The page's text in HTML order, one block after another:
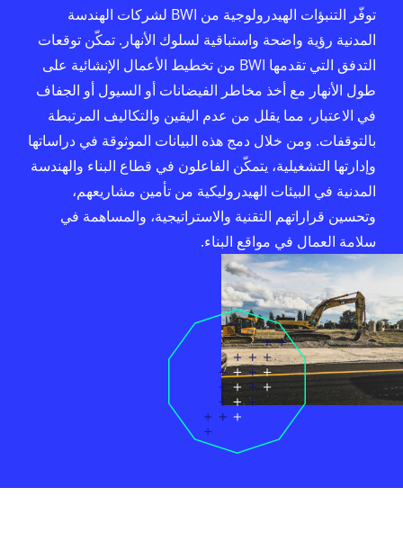
توفّر التنبؤات الهيدرولوجية من BWI لشركات الهندسة
المدنية رؤية واضحة واستباقية لسلوك الأنهار. تمكّن توقعات
التدفق التي تقدمها BWI من تخطيط الأعمال الإنشائية على
طول الأنهار مع أخذ مخاطر الفيضانات أو السيول أو الجفاف
في الاعتبار، مما يقلل من عدم اليقين والتكاليف المرتبطة
بالتوقفات. ومن خلال دمج هذه البيانات الموثوقة في دراساتها
وإدارتها التشغيلية، يتمكّن الفاعلون في قطاع البناء والهندسة
المدنية في البيئات الهيدروليكية من تأمين مشاريعهم،
وتحسين قراراتهم التقنية والاستراتيجية، والمساهمة في
سلامة العمال في مواقع البناء.